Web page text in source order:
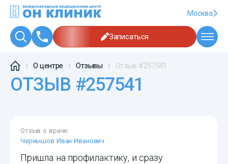
Москва
Записаться
О центре Отзывы Отзыв #257541
ОТЗЫВ #257541
Отзыв о враче:
Чернышов Иван Иванович
Пришла на профилактику, и сразу